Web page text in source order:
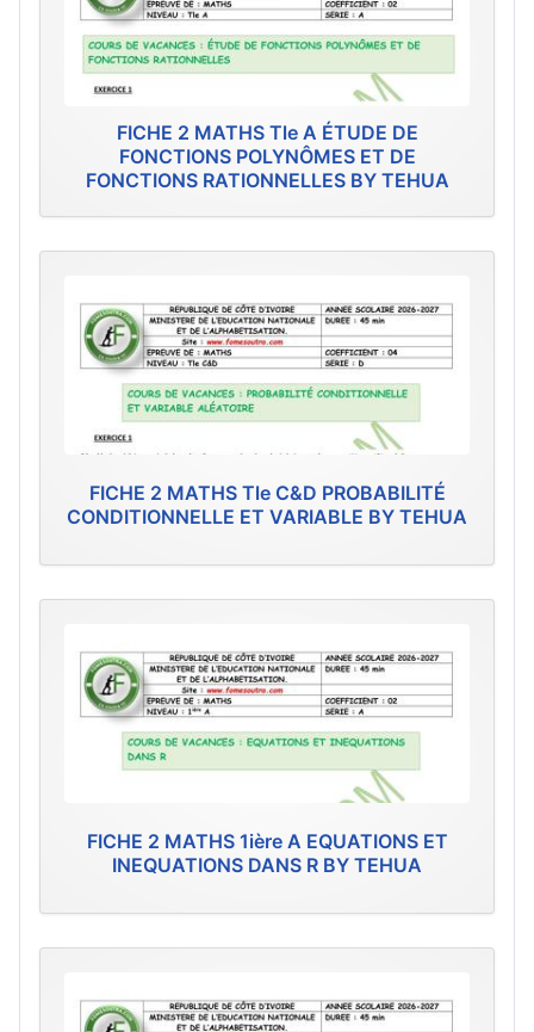
FICHE 2 MATHS Tle A ÉTUDE DE
FONCTIONS POLYNÔMES ET DE
FONCTIONS RATIONNELLES BY TEHUA
FICHE 2 MATHS Tle C&D PROBABILITÉ
CONDITIONNELLE ET VARIABLE BY TEHUA
FICHE 2 MATHS 1ière A EQUATIONS ET
INEQUATIONS DANS R BY TEHUA